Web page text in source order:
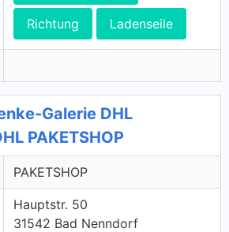
Richtung Ladenseile
Galerie DHL
PAKETSHOP
PAKETSHOP
Hauptstr. 50
31542 Bad Nenndorf